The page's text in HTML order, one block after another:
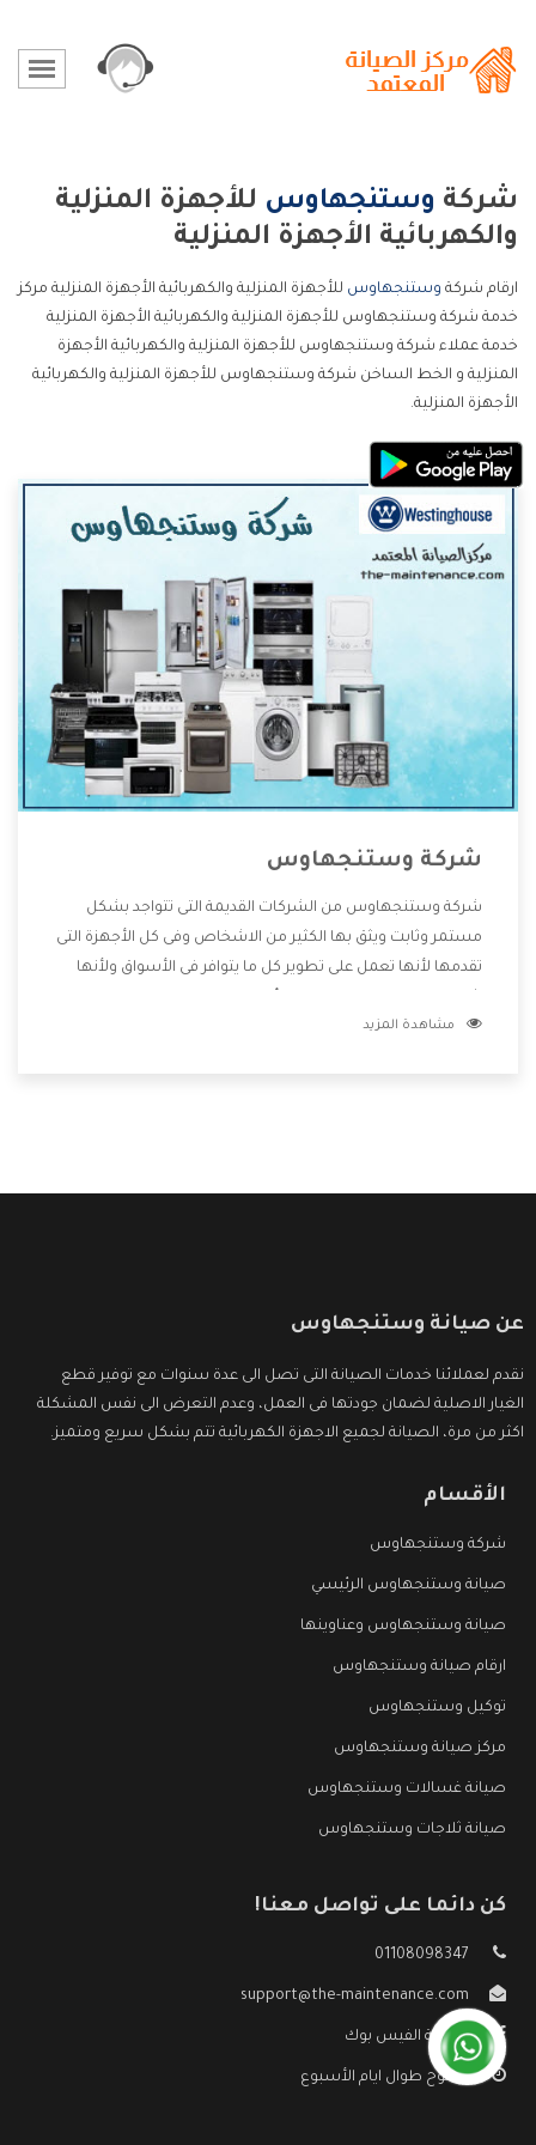
شركة وستنجهاوس للأجهزة المنزلية
والكهربائية الأجهزة المنزلية
ارقام شركة وستنجهاوس للأجهزة المنزلية والكهربائية الأجهزة المنزلية مركز
خدمة شركة وستنجهاوس للأجهزة المنزلية والكهربائية الأجهزة المنزلية
خدمة عملاء شركة وستنجهاوس للأجهزة المنزلية والكهربائية الأجهزة
المنزلية و الخط الساخن شركة وستنجهاوس للأجهزة المنزلية والكهربائية
الأجهزة المنزلية.
شركة وستنجهاوس
شركة وستنجهاوس من الشركات القديمة التى تتواجد بشكل
مستمر وثابت ويثق بها الكثير من الاشخاص وفى كل الأجهزة التى
تقدمها لأنها تعمل على تطوير كل ما يتوافر فى الأسواق ولأنها
المنتجات وتقدم للعملاء أقوى العروض والخصومات التى تسهل
مشاهدة المزيد
عن صيانة وستنجهاوس
نقدم لعملائنا خدمات الصيانة التى تصل الى عدة سنوات مع توفير قطع
الغيار الاصلية لضمان جودتها فى العمل، وعدم التعرض الى نفس المشكلة
اكثر من مرة، الصيانة لجميع الاجهزة الكهربائية تتم بشكل سريع ومتميز.
الأقسام
شركة وستنجهاوس
صيانة وستنجهاوس الرئيسي
صيانة وستنجهاوس وعناوينها
ارقام صيانة وستنجهاوس
توكيل وستنجهاوس
مركز صيانة وستنجهاوس
صيانة غسالات وستنجهاوس
صيانة ثلاجات وستنجهاوس
كن دائما على تواصل معنا!
01108098347
support@the-maintenance.com
صفحة الفيس بوك
مفتوح طوال ايام الأسبوع